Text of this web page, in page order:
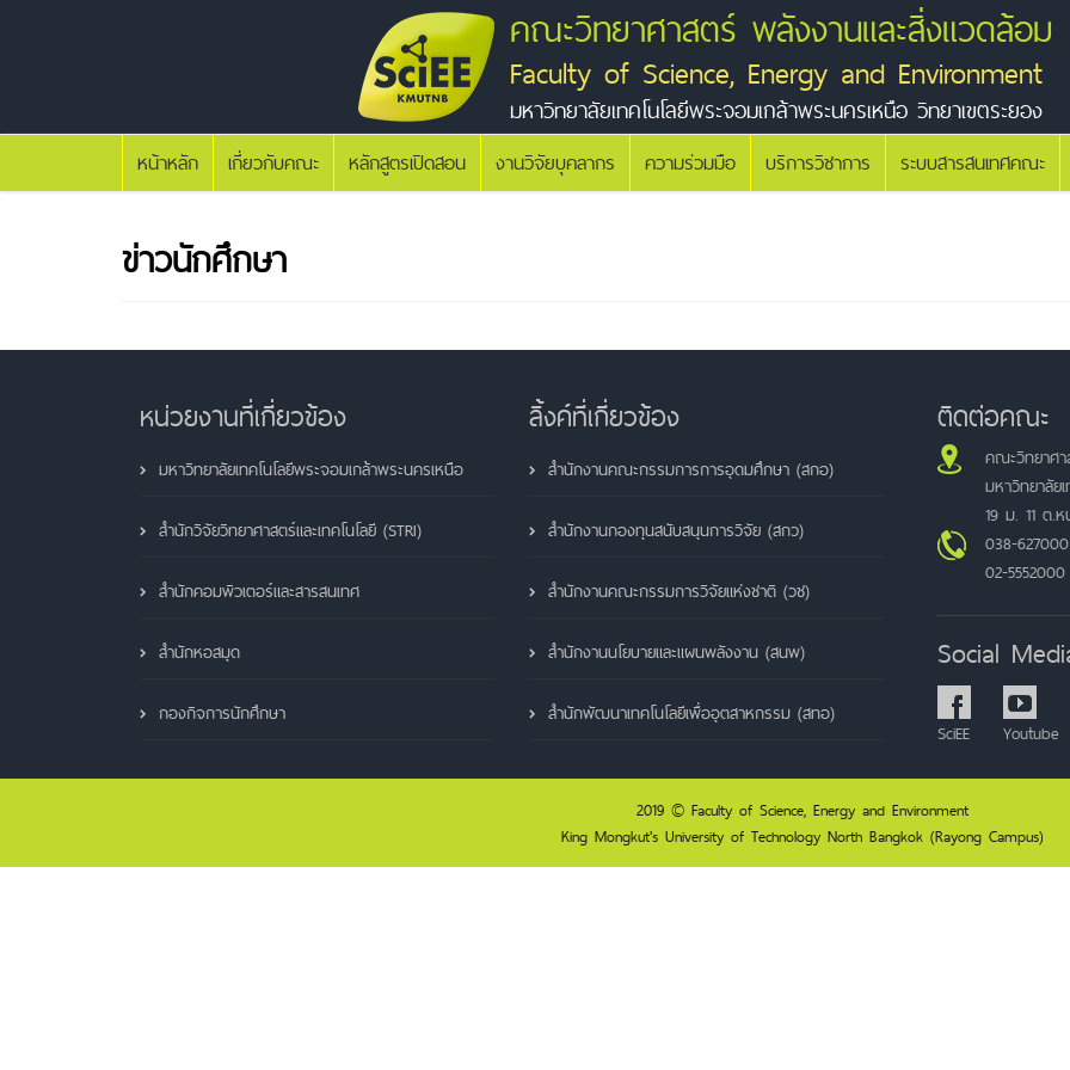
คณะวิทยาศาสตร์ พลังงานและสิ่งแวดล้อม
Faculty of Science, Energy and Environment
มหาวิทยาลัยเทคโนโลยีพระจอมเกล้าพระนครเหนือ วิทยาเขตระยอง
หน้าหลัก เกี่ยวกับคณะ หลักสูตรเปิดสอน งานวิจัยบุคลากร ความร่วมมือ บริการวิชาการ ระบบสารสนเทศคณะ
ข่าวนักศึกษา
หน่วยงานที่เกี่ยวข้อง
มหาวิทยาลัยเทคโนโลยีพระจอมเกล้าพระนครเหนือ
สำนักวิจัยวิทยาศาสตร์และเทคโนโลยี (STRI)
สำนักคอมพิวเตอร์และสารสนเทศ
สำนักหอสมุด
กองกิจการนักศึกษา
ลิ้งค์ที่เกี่ยวข้อง
สำนักงานคณะกรรมการการอุดมศึกษา (สกอ)
สำนักงานกองทุนสนับสนุนการวิจัย (สกว)
สำนักงานคณะกรรมการวิจัยแห่งชาติ (วช)
สำนักงานนโยบายและแผนพลังงาน (สนพ)
สำนักพัฒนาเทคโนโลยีเพื่ออุตสาหกรรม (สทอ)
ติดต่อคณะ
คณะวิทยาศ
มหาวิทยาลัย
19 ม. 11 ต.
038-
02-
Social
SciEE Youtube
2019 © Faculty of Science, Energy and Environment
King Mongkut's University of Technology North Bangkok (Rayong Campus)